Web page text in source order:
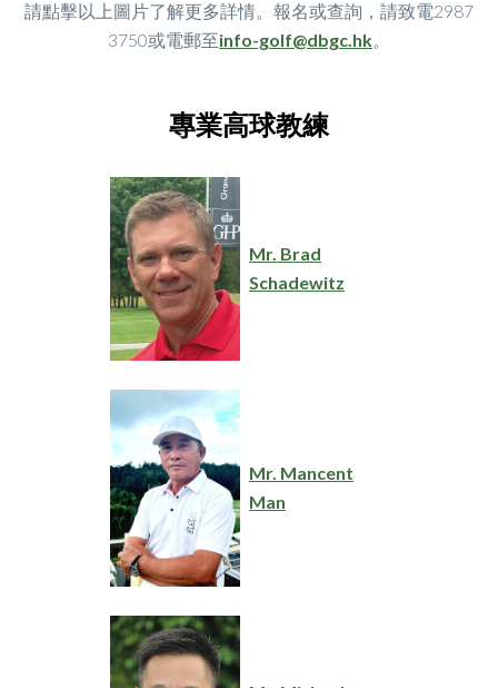
請點擊以上圖片了解更多詳情。報名或查詢，請致電2987
3750或電郵至info-golf@dbgc.hk。
專業高球教練
Mr. Brad
Schadewitz
Mr. Mancent
Man